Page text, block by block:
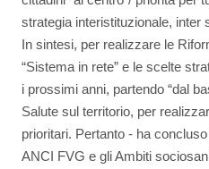
strategia interistituzionale, inter
In sintesi, per realizzare le
“Sistema in rete” e le scelte
i prossimi anni, partendo “dal
Salute sul territorio, per
prioritari. Pertanto - ha
ANCI FVG e gli Ambiti